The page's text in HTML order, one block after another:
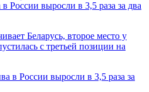
России выросли в 3,5 раза за два
Беларусь, второе место у
с третьей позиции на